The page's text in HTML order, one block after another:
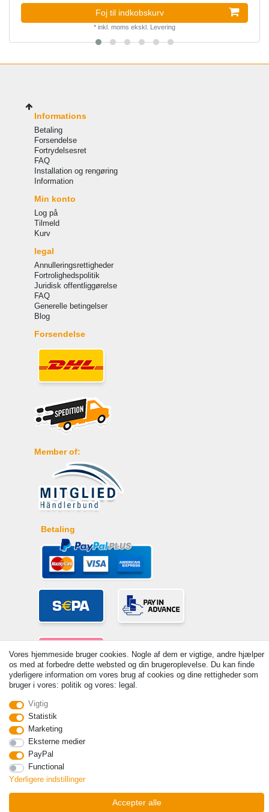
Foj til indkobskurv
* inkl. moms ekskl. Levering
Informations
Betaling
Forsendelse
Fortrydelsesret
FAQ
Installation og rengøring
Information
Min konto
Log på
Tilmeld
Kurv
legal
Annulleringsrettigheder
Fortrolighedspolitik
Juridisk offentliggørelse
FAQ
Generelle betingelser
Blog
Forsendelse
Member of:
Betaling
VAT Basic prices see article detail | * Applies to deliveries to the UK!
Withdraw from contract here
Vores hjemmeside bruger cookies. Nogle af dem er vigtige, andre hjælper
os med at forbedre dette websted og din brugeroplevelse. Du kan finde
yderligere information om vores brug af cookies og dine rettigheder som
bruger i vores: politik og vores: legal.
Vigtig
Statistik
Marketing
Eksterne medier
PayPal
Functional
Yderligere indstillinger
Accepter alle